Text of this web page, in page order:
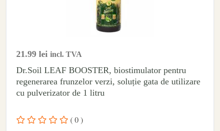
21.99 lei incl. TVA
Dr.Soil LEAF BOOSTER, biostimulator pentru
regenerarea frunzelor verzi, soluție gata de utilizare
cu pulverizator de 1 litru
( 0 )